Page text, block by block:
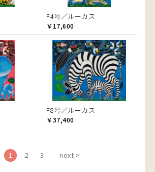
F4号／ルーカス
￥17,600
F8号／ルーカス
￥37,400
1 2 3 next >